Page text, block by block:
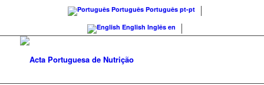
Português Português pt-pt
English Inglês en